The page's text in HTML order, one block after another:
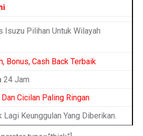
Isuzu Pilihan Untuk Wilayah
Bonus, Cash Back Terbaik
24 Jam
Cicilan Paling Ringan
Keunggulan Yang Diberikan.